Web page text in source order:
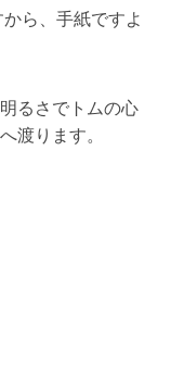
ら、手紙ですよ
るさでトムの心
渡ります。